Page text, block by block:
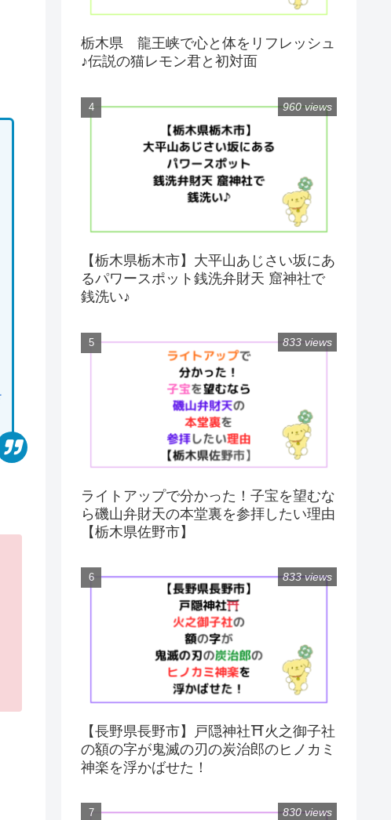
栃木県 龍王峡で心と体をリフレッシュ
♪伝説の猫レモン君と初対面
【栃木県栃木市】大平山あじさい坂にあ
るパワースポット銭洗弁財天 窟神社で
銭洗い♪
960 views
ライトアップで分かった！子宝を望むな
ら磯山弁財天の本堂裏を参拝したい理由
【栃木県佐野市】
833 views
【長野県長野市】戸隠神社⛩火之御子社
の額の字が鬼滅の刃の炭治郎のヒノカミ
神楽を浮かばせた！
833 views
830 views